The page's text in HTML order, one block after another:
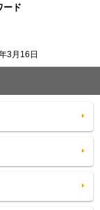
ード
3月16日